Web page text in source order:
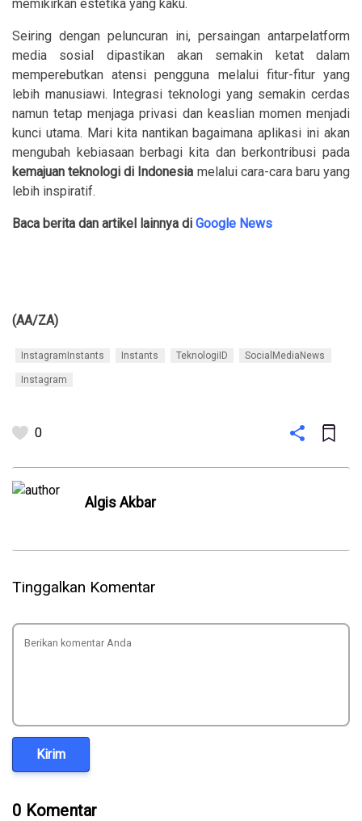
memikirkan estetika yang kaku.
Seiring dengan peluncuran ini, persaingan antarpelatform
media sosial dipastikan akan semakin ketat dalam
memperebutkan atensi pengguna melalui fitur-fitur yang
lebih manusiawi. Integrasi teknologi yang semakin cerdas
namun tetap menjaga privasi dan keaslian momen menjadi
kunci utama. Mari kita nantikan bagaimana aplikasi ini akan
mengubah kebiasaan berbagi kita dan berkontribusi pada
kemajuan teknologi di Indonesia melalui cara-cara baru yang
lebih inspiratif.
Baca berita dan artikel lainnya di Google News
(AA/ZA)
InstagramInstants Instants TeknologiID SocialMediaNews
Instagram
0
Algis Akbar
Tinggalkan Komentar
Kirim
0 Komentar